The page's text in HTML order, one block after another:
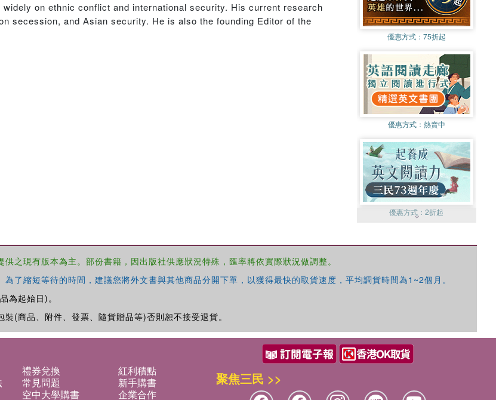
on ethnic conflict and international security. His current research
secession, and Asian security. He is also the founding Editor of the
優惠方式： 75折起
優惠方式： 熱賣中
優惠方式：2折起
之現有版本為主。部份書籍，因出版社供應狀況特殊，匯率將依實際狀況做調整。
了縮短等待的時間，建議您將外文書與其他商品分開下單，以獲得最快的取貨速度，平均調貨時間為1~2個月。
為起始日)。
(商品、附件、發票、隨貨贈品等)否則恕不接受退貨。
禮券兌換
紅利積點
常見問題
新手購書
空中大學購書
企業合作
聚焦三民 >>